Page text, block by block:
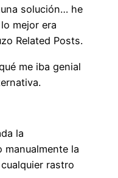
solución… he
mejor era
Related Posts.
me iba genial
la
manualmente la
rastro